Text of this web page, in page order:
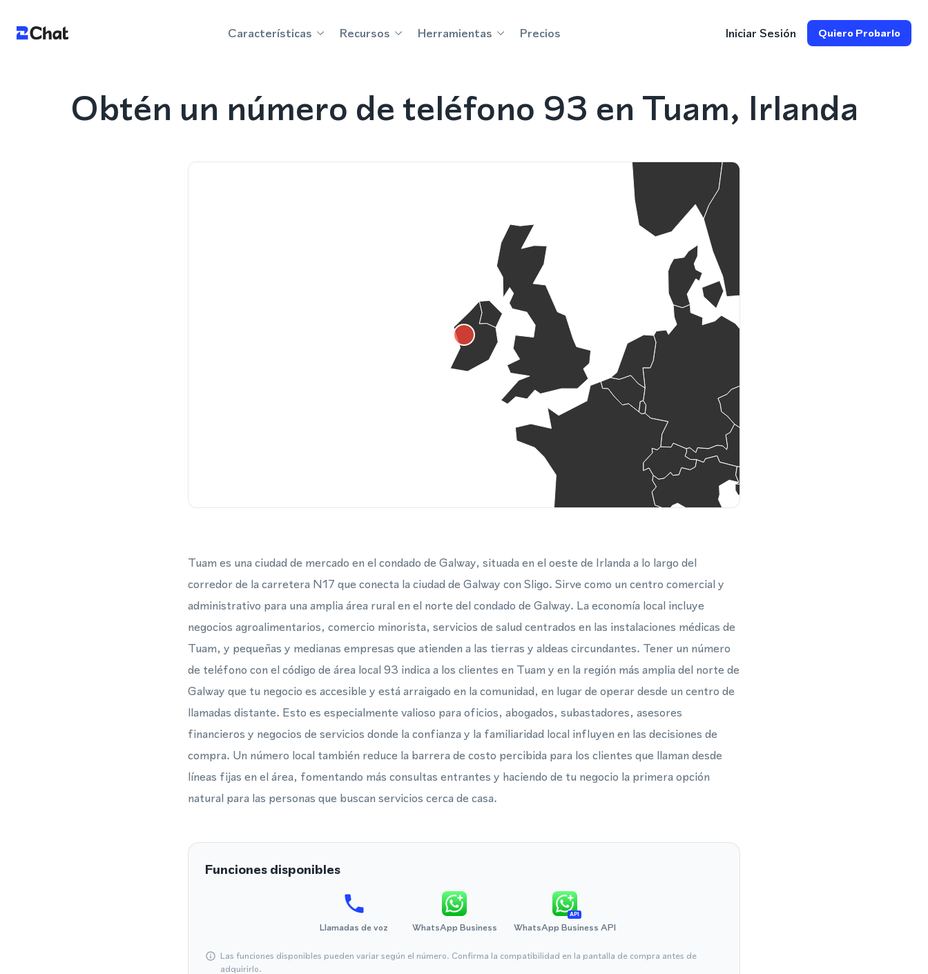
Características Recursos Herramientas Precios Iniciar Sesión Quiero Probarlo
Obtén un número de teléfono 93 en Tuam, Irlanda
Tuam es una ciudad de mercado en el condado de Galway, situada en el oeste de Irlanda a lo largo del
corredor de la carretera N17 que conecta la ciudad de Galway con Sligo. Sirve como un centro comercial y
administrativo para una amplia área rural en el norte del condado de Galway. La economía local incluye
negocios agroalimentarios, comercio minorista, servicios de salud centrados en las instalaciones médicas de
Tuam, y pequeñas y medianas empresas que atienden a las tierras y aldeas circundantes. Tener un número
de teléfono con el código de área local 93 indica a los clientes en Tuam y en la región más amplia del norte de
Galway que tu negocio es accesible y está arraigado en la comunidad, en lugar de operar desde un centro de
llamadas distante. Esto es especialmente valioso para oficios, abogados, subastadores, asesores
financieros y negocios de servicios donde la confianza y la familiaridad local influyen en las decisiones de
compra. Un número local también reduce la barrera de costo percibida para los clientes que llaman desde
líneas fijas en el área, fomentando más consultas entrantes y haciendo de tu negocio la primera opción
natural para las personas que buscan servicios cerca de casa.
Funciones disponibles
Llamadas de voz WhatsApp Business
API
WhatsApp Business API
Las funciones disponibles pueden variar según el número. Confirma la compatibilidad en la pantalla de compra antes de
adquirirlo.